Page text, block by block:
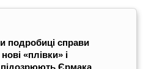
подробиці справи
«плівки» і